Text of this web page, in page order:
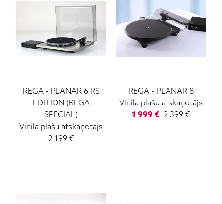
REGA- PLANAR 6 RS
EDITION (REGA
SPECIAL)
Vinila plašu atskaņotājs
2 199€
REGA- PLANAR 8
Vinila plašu atskaņotājs
1 999€ 2 399€